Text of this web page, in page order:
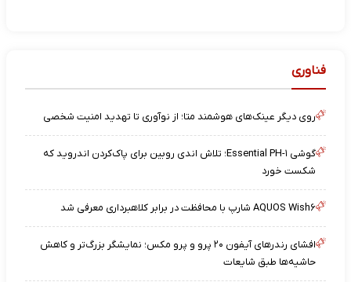
فناوری
روی دیگر عینک‌های هوشمند متا؛ از نوآوری تا تهدید امنیت شخصی
گوشی Essential PH-۱؛ تلاش اندی روبین برای پاک‌کردن اندروید که
شکست خورد
AQUOS Wish۶ شارپ با محافظت در برابر کلاهبرداری معرفی شد
افشای رندرهای آیفون ۲۰ پرو و پرو مکس؛ نمایشگر بزرگ‌تر و کاهش
حاشیه‌ها طبق شایعات